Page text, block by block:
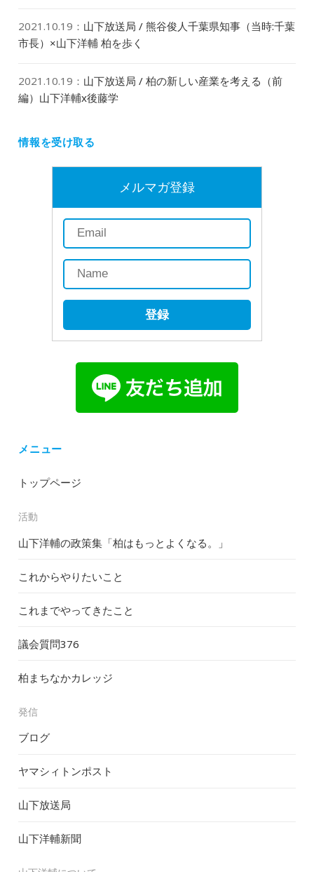
2021.10.19 ： 山下放送局 / 熊谷俊人千葉県知事（当時:千葉
市長）×山下洋輔 柏を歩く
2021.10.19 ： 山下放送局 / 柏の新しい産業を考える（前
編）山下洋輔x後藤学
情報を受け取る
メルマガ登録
登録
メニュー
トップページ
活動
山下洋輔の政策集「柏はもっとよくなる。」
これからやりたいこと
これまでやってきたこと
議会質問376
柏まちなかカレッジ
発信
ブログ
ヤマシィトンポスト
山下放送局
山下洋輔新聞